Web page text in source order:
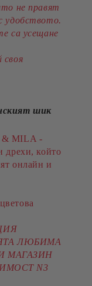
не правят
удобството.
са усещане
своя
шик
& MILA -
дрехи, който
онлайн и
ЛЮБИМА
МАГАЗИН
N3